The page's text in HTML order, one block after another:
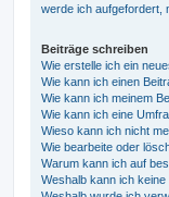
werde ich aufgefordert,
Beiträge schreiben
Wie erstelle ich ein
Wie kann ich einen
Wie kann ich meinem
Wie kann ich eine
Wieso kann ich nicht
Wie bearbeite oder
Warum kann ich auf
Weshalb kann ich